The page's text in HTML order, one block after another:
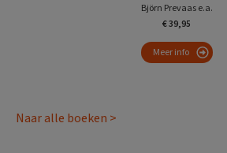
Björn Prevaas e.a.
€ 39,95
Meer info
Naar alle boeken >